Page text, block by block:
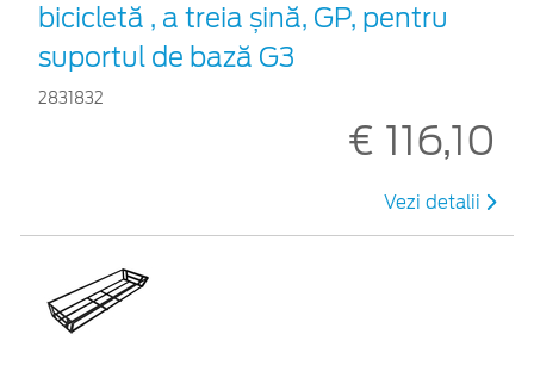
bicicletă , a treia șină, GP, pentru
suportul de bază G3
2831832
€ 116,10
Vezi detalii